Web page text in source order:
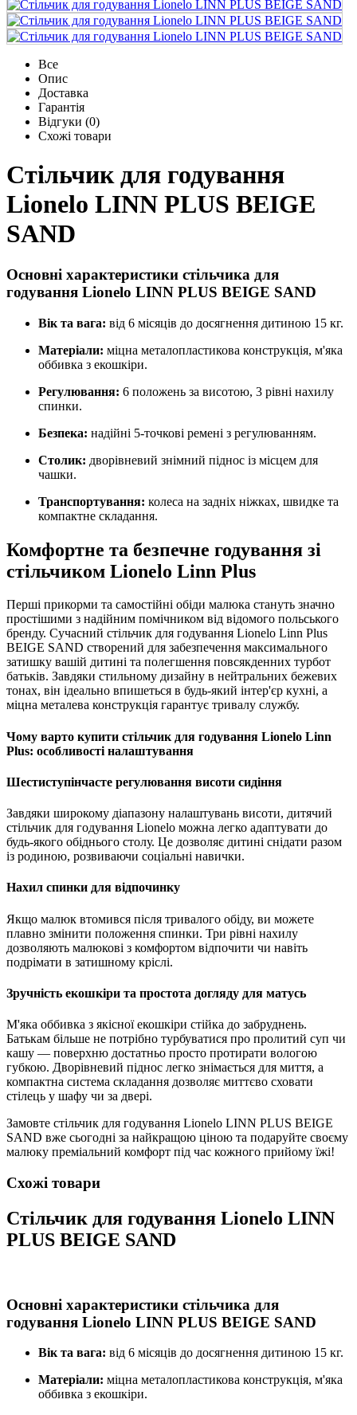
Все
Опис
Доставка
Гарантія
Відгуки (0)
Схожі товари
Стільчик для годування
Lionelo LINN PLUS BEIGE
SAND
Основні характеристики стільчика для
годування Lionelo LINN PLUS BEIGE SAND
Вік та вага: від 6 місяців до досягнення дитиною 15 кг.
Матеріали: міцна металопластикова конструкція, м'яка
оббивка з екошкіри.
Регулювання: 6 положень за висотою, 3 рівні нахилу
спинки.
Безпека: надійні 5-точкові ремені з регулюванням.
Столик: дворівневий знімний піднос із місцем для
чашки.
Транспортування: колеса на задніх ніжках, швидке та
компактне складання.
Комфортне та безпечне годування зі
стільчиком Lionelo Linn Plus
Перші прикорми та самостійні обіди малюка стануть значно
простішими з надійним помічником від відомого польського
бренду. Сучасний стільчик для годування Lionelo Linn Plus
BEIGE SAND створений для забезпечення максимального
затишку вашій дитині та полегшення повсякденних турбот
батьків. Завдяки стильному дизайну в нейтральних бежевих
тонах, він ідеально впишеться в будь-який інтер'єр кухні, а
міцна металева конструкція гарантує тривалу службу.
Чому варто купити стільчик для годування Lionelo Linn
Plus: особливості налаштування
Шестиступінчасте регулювання висоти сидіння
Завдяки широкому діапазону налаштувань висоти, дитячий
стільчик для годування Lionelo можна легко адаптувати до
будь-якого обіднього столу. Це дозволяє дитині снідати разом
із родиною, розвиваючи соціальні навички.
Нахил спинки для відпочинку
Якщо малюк втомився після тривалого обіду, ви можете
плавно змінити положення спинки. Три рівні нахилу
дозволяють малюкові з комфортом відпочити чи навіть
подрімати в затишному кріслі.
Зручність екошкіри та простота догляду для матусь
М'яка оббивка з якісної екошкіри стійка до забруднень.
Батькам більше не потрібно турбуватися про пролитий суп чи
кашу — поверхню достатньо просто протирати вологою
губкою. Дворівневий піднос легко знімається для миття, а
компактна система складання дозволяє миттєво сховати
стілець у шафу чи за двері.
Замовте стільчик для годування Lionelo LINN PLUS BEIGE
SAND вже сьогодні за найкращою ціною та подаруйте своєму
малюку преміальний комфорт під час кожного прийому їжі!
Схожі товари
Стільчик для годування Lionelo LINN
PLUS BEIGE SAND
Основні характеристики стільчика для
годування Lionelo LINN PLUS BEIGE SAND
Вік та вага: від 6 місяців до досягнення дитиною 15 кг.
Матеріали: міцна металопластикова конструкція, м'яка
оббивка з екошкіри.